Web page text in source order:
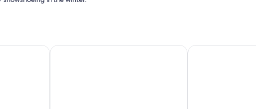
★ Firepit ★ BBQ ★ Hiking
25 Private Acres w/ Trails, Fireplaces & Soaker Tub
Relax with the whole family at this peaceful waterfront
Waterfront